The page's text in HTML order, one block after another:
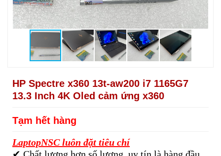
HP Spectre x360 13t-aw200 i7 1165G7
13.3 Inch 4K Oled cảm ứng x360
Tạm hết hàng